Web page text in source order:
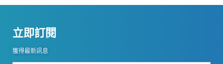
立即訂閱
獲得最新訊息